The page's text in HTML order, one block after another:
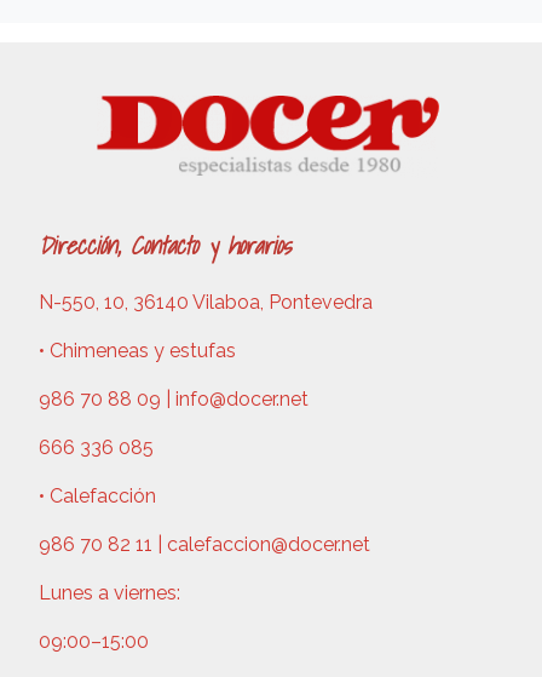
Dirección, Contacto y horarios
N-550, 10, 36140 Vilaboa, Pontevedra
• Chimeneas y estufas
986 70 88 09 | info@docer.net
666 336 085
• Calefacción
986 70 82 11 | calefaccion@docer.net
Lunes a viernes:
09:00–15:00